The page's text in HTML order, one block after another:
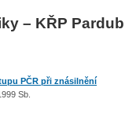
– KŘP
PČR při znásilnění
Sb.